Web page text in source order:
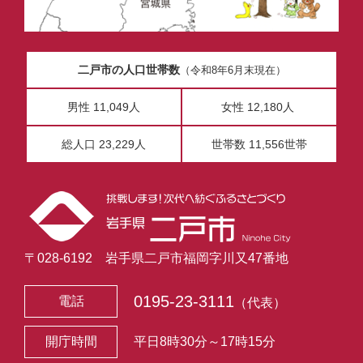
二戸市の人口世帯数（令和8年6月末現在）
男性 11,049人 女性 12,180人
総人口 23,229人 世帯数 11,556世帯
〒028-6192 岩手県二戸市福岡字川又47番地
電話 0195-23-3111 （代表）
開庁時間 平日8時30分～17時15分